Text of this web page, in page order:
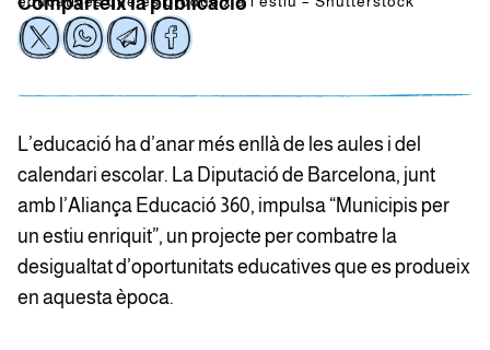
L’educació ha d’anar més enllà de les aules i del
calendari escolar. La Diputació de Barcelona, junt
amb l’Aliança Educació 360, impulsa “Municipis per
un estiu enriquit”, un projecte per combatre la
desigualtat d’oportunitats educatives que es produeix
en aquesta època.